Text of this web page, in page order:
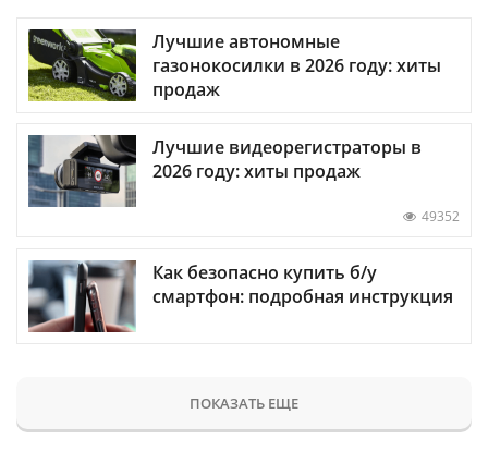
Лучшие автономные
газонокосилки в 2026 году: хиты
продаж
Лучшие видеорегистраторы в
2026 году: хиты продаж
49352
Как безопасно купить б/у
смартфон: подробная инструкция
ПОКАЗАТЬ ЕЩЕ